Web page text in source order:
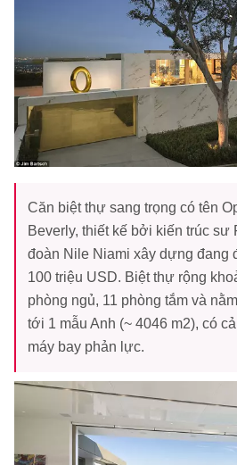
Căn biệt thự sang trọng có tên
Beverly, thiết kế bởi kiến ​​trúc sư
đoàn Nile Niami xây dựng đang
100 triệu USD. Biệt thự rộng
phòng ngủ, 11 phòng tắm và
tới 1 mẫu Anh (~ 4046 m2), có
máy bay phản lực.